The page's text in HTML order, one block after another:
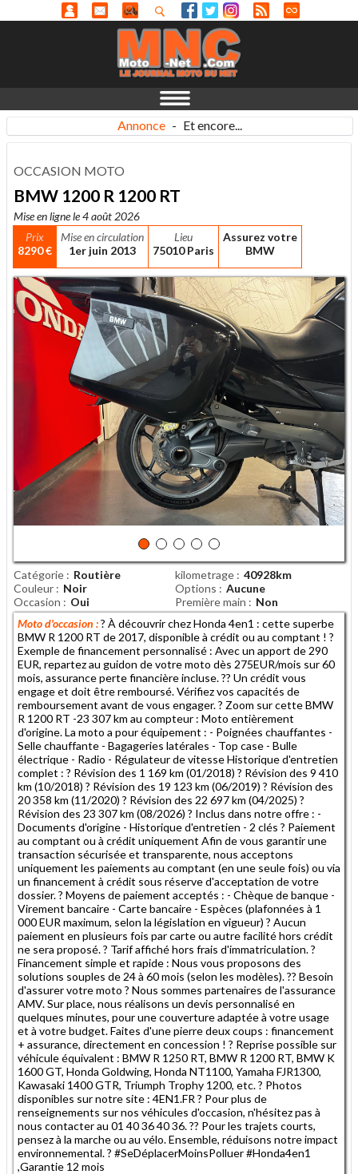
Annonce - Et encore...
OCCASION MOTO
BMW 1200 R 1200 RT
Mise en ligne le 4 août 2026
Prix
8290 €
Mise en circulation
1er juin 2013
Lieu
75010 Paris
Assurez votre
BMW
Catégorie Routière kilometrage
40928km
Couleur
Noir Options
Aucune
Occasion
Oui Première main
Non
Moto d'occasion :? À découvrir chez Honda 4en1 : cette superbe
BMW R 1200 RT de 2017, disponible à crédit ou au comptant ! ?
Exemple de financement personnalisé : Avec un apport de 290
EUR, repartez au guidon de votre moto dès 275EUR/mois sur 60
mois, assurance perte financière incluse. ?? Un crédit vous
engage et doit être remboursé. Vérifiez vos capacités de
remboursement avant de vous engager. ? Zoom sur cette BMW
R 1200 RT -23 307 km au compteur : Moto entièrement
d'origine. La moto a pour équipement : - Poignées chauffantes -
Selle chauffante - Bagageries latérales - Top case - Bulle
électrique - Radio - Régulateur de vitesse Historique d'entretien
complet : ? Révision des 1 169 km (01/2018) ? Révision des 9 410
km (10/2018) ? Révision des 19 123 km (06/2019) ? Révision des
20 358 km (11/2020) ? Révision des 22 697 km (04/2025) ?
Révision des 23 307 km (08/2026) ? Inclus dans notre offre : -
Documents d'origine - Historique d'entretien - 2 clés ? Paiement
au comptant ou à crédit uniquement Afin de vous garantir une
transaction sécurisée et transparente, nous acceptons
uniquement les paiements au comptant (en une seule fois) ou via
un financement à crédit sous réserve d'acceptation de votre
dossier. ? Moyens de paiement acceptés : - Chèque de banque -
Virement bancaire - Carte bancaire - Espèces (plafonnées à 1
000 EUR maximum, selon la législation en vigueur) ? Aucun
paiement en plusieurs fois par carte ou autre facilité hors crédit
ne sera proposé. ? Tarif affiché hors frais d'immatriculation. ?
Financement simple et rapide : Nous vous proposons des
solutions souples de 24 à 60 mois (selon les modèles). ?? Besoin
d'assurer votre moto ? Nous sommes partenaires de l'assurance
AMV. Sur place, nous réalisons un devis personnalisé en
quelques minutes, pour une couverture adaptée à votre usage
et à votre budget. Faites d'une pierre deux coups : financement
+ assurance, directement en concession ! ? Reprise possible sur
véhicule équivalent : BMW R 1250 RT, BMW R 1200 RT, BMW K
1600 GT, Honda Goldwing, Honda NT1100, Yamaha FJR1300,
Kawasaki 1400 GTR, Triumph Trophy 1200, etc. ? Photos
disponibles sur notre site : 4EN1.FR ? Pour plus de
renseignements sur nos véhicules d'occasion, n'hésitez pas à
nous contacter au 01 40 36 40 36. ?? Pour les trajets courts,
pensez à la marche ou au vélo. Ensemble, réduisons notre impact
environnemental. ? #SeDéplacerMoinsPolluer #Honda4en1
,Garantie 12 mois